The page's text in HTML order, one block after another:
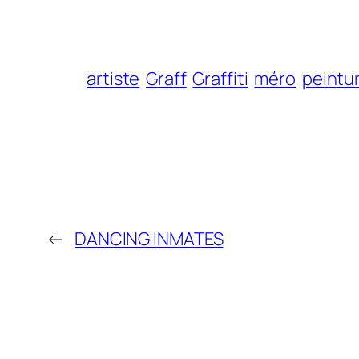
artiste Graff Graffiti méro
← DANCING INMATES